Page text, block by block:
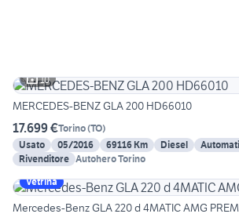
10
MERCEDES-BENZ GLA 200 HD66010
17.699 €Torino(TO)
Usato
05/2016 69116 Km Diesel
Rivenditore Autohero Torino
Vetrina
Mercedes-Benz GLA 220 d 4MATIC AMG